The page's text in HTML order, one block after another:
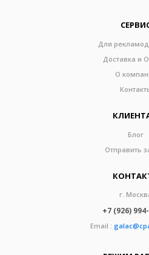
Для
Доставка и
О
Блог
Отправить
г.
+7 (926)
Email :